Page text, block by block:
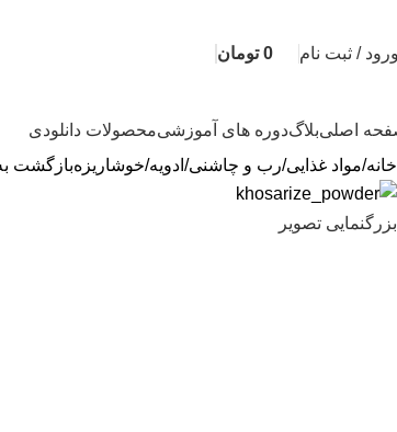
/ ثبت نام 0 تومان
اصلیبلاگدوره های آموزشیمحصولات دانلودی
خانه مواد غذایی رب و چاشنی ادویه خوشاریزهبازگشت
بزرگنمایی تصویر